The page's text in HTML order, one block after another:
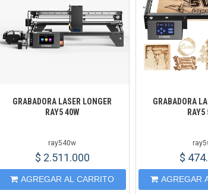
GRABADORA LASER LONGER
RAY5 40W
ray540w
$ 2.511.000
AGREGAR AL CARRITO
GRABADORA
RAY5
$
AGREGAR